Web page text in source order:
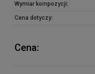
Na zamówienie
wieńca winnej
jesienne tonacje.
Wymiar kompozycji:
Cena dotyczy:
Cena: